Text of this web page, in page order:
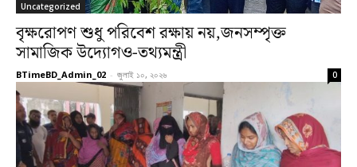
Uncategorized
বৃক্ষরোপণ শুধু পরিবেশ রক্ষায় নয়,জনসম্পৃক্ত
সামাজিক উদ্যোগও-তথ্যমন্ত্রী
BTimeBD_Admin_02 - জুলাই ১০, ২০২৬ 0